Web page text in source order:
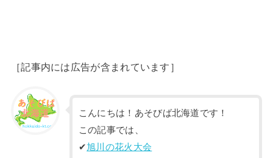
［記事内には広告が含まれています］
こんにちは！あそびば北海道です！
この記事では、
✔︎旭川の花火大会